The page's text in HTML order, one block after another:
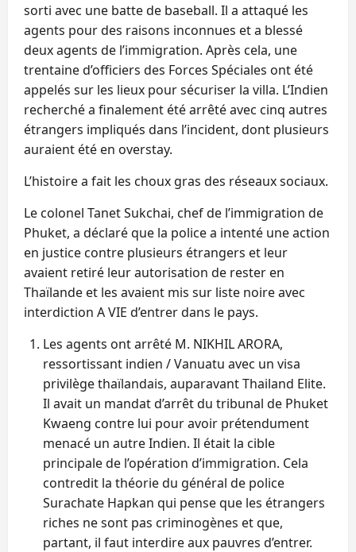
sorti avec une batte de baseball. Il a attaqué les
agents pour des raisons inconnues et a blessé
deux agents de l’immigration. Après cela, une
trentaine d’officiers des Forces Spéciales ont été
appelés sur les lieux pour sécuriser la villa. L’Indien
recherché a finalement été arrêté avec cinq autres
étrangers impliqués dans l’incident, dont plusieurs
auraient été en overstay.
L’histoire a fait les choux gras des réseaux sociaux.
Le colonel Tanet Sukchai, chef de l’immigration de
Phuket, a déclaré que la police a intenté une action
en justice contre plusieurs étrangers et leur
avaient retiré leur autorisation de rester en
Thaïlande et les avaient mis sur liste noire avec
interdiction A VIE d’entrer dans le pays.
Les agents ont arrêté M. NIKHIL ARORA,
ressortissant indien / Vanuatu avec un visa
privilège thaïlandais, auparavant Thailand Elite.
Il avait un mandat d’arrêt du tribunal de Phuket
Kwaeng contre lui pour avoir prétendument
menacé un autre Indien. Il était la cible
principale de l’opération d’immigration. Cela
contredit la théorie du général de police
Surachate Hapkan qui pense que les étrangers
riches ne sont pas criminogènes et que,
partant, il faut interdire aux pauvres d’entrer.